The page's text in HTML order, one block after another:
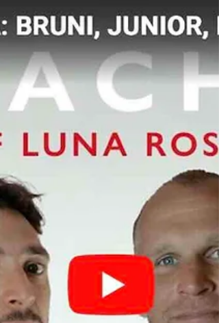
rodar la pelota en un Mundial, en la
America´s Cup pueden haber pasado mil
cosas: disputas legales interminables,
amenazas de abandono de los equipos
principales, declaraciones
comunicados de prensa que nadie lee,
entiende... y sin embargo, cuando llega la
señal de largada sobre el agua, todo lo
anterior se convierte en ruido de fondo. El
espectáculo toma el control. Por Darío
D'Atri,